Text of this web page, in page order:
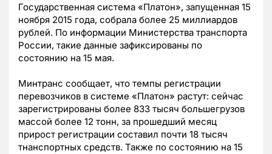
Государственная система «Платон», запущенная 15
ноября 2015 года, собрала более 25 миллиардов
рублей. По информации Министерства транспорта
России, такие данные зафиксированы по
состоянию на 15 мая.
Минтранс сообщает, что темпы регистрации
перевозчиков в системе «Платон» растут: сейчас
зарегистрированы более 833 тысяч большегрузов
массой более 12 тонн, за прошедший месяц
прирост регистрации составил почти 18 тысяч
тнанспортных средств. Также по состоянию на 15